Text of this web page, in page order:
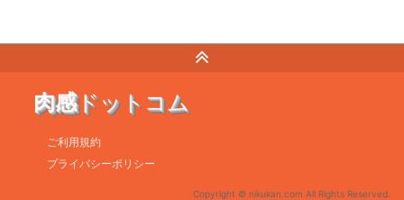
肉感ドットコム
ご利用規約
プライバシーポリシー
Copyright © nikukan.com All Rights Reserved.